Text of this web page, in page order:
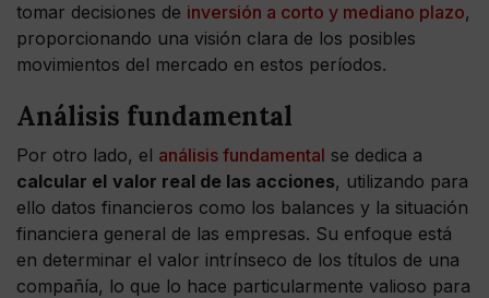
tomar decisiones de inversión a corto y mediano plazo,
proporcionando una visión clara de los posibles
movimientos del mercado en estos períodos.
Análisis fundamental
Por otro lado, el análisis fundamental se dedica a
calcular el valor real de las acciones, utilizando para
ello datos financieros como los balances y la situación
financiera general de las empresas. Su enfoque está
en determinar el valor intrínseco de los títulos de una
compañía, lo que lo hace particularmente valioso para